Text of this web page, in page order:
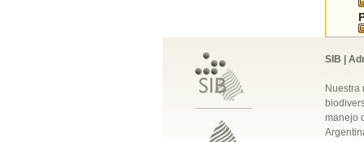
SIB |
Nuestra
manejo